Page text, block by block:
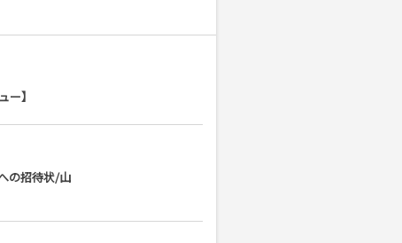
ー】
の招待状/山